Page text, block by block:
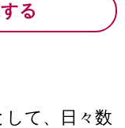
る
して、日々数